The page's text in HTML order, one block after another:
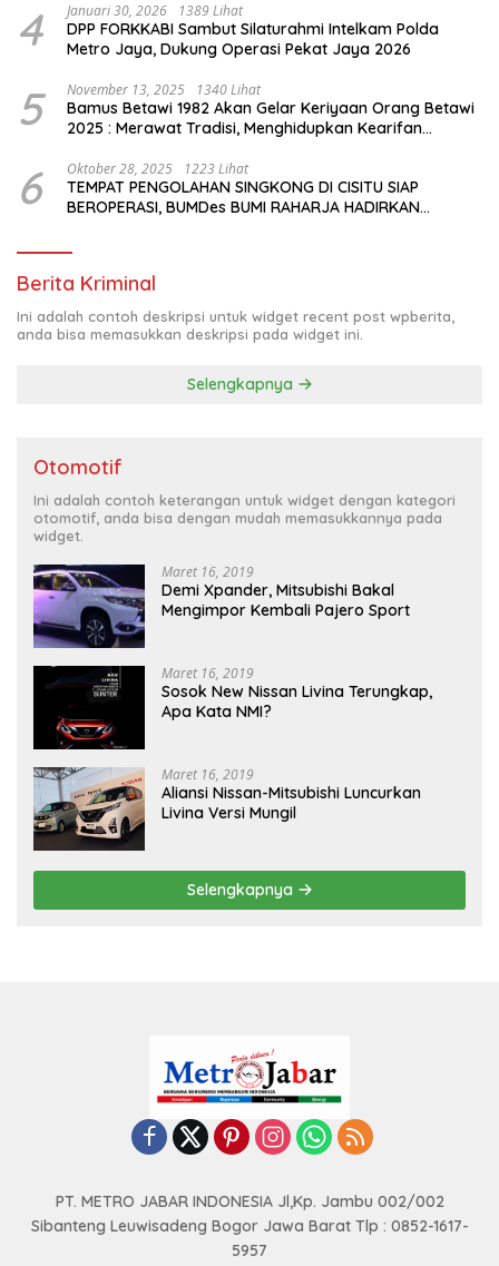
4 Januari 30, 2026 1389 Lihat
DPP FORKKABI Sambut Silaturahmi Intelkam Polda
Metro Jaya, Dukung Operasi Pekat Jaya 2026
5 November 13, 2025 1340 Lihat
Bamus Betawi 1982 Akan Gelar Keriyaan Orang Betawi
2025 : Merawat Tradisi, Menghidupkan Kearifan
6 Oktober 28, 2025 1223 Lihat
TEMPAT PENGOLAHAN SINGKONG DI CISITU SIAP
BEROPERASI, BUMDes BUMI RAHARJA HADIRKAN
Berita Kriminal
Ini adalah contoh deskripsi untuk widget recent post wpberita,
anda bisa memasukkan deskripsi pada widget ini.
Selengkapnya
Otomotif
Ini adalah contoh keterangan untuk widget dengan kategori
otomotif, anda bisa dengan mudah memasukkannya pada
widget.
Maret 16, 2019
Demi Xpander, Mitsubishi Bakal
Mengimpor Kembali Pajero Sport
Maret 16, 2019
Sosok New Nissan Livina Terungkap,
Apa Kata NMI?
Maret 16, 2019
Aliansi Nissan-Mitsubishi Luncurkan
Livina Versi Mungil
Selengkapnya
PT. METRO JABAR INDONESIA Jl,Kp. Jambu 002/002
Sibanteng Leuwisadeng Bogor Jawa Barat Tlp : 0852-1617-
5957